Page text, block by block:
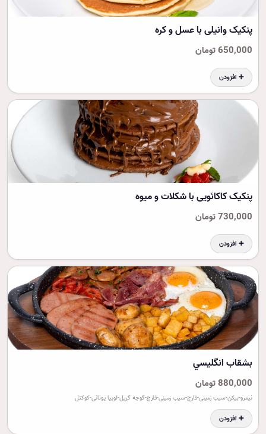
پنکیک وانیلی با عسل و کره
650,000 تومان
➕ افزودن
پنکیک کاکائویی با شکلات و میوه
730,000 تومان
➕ افزودن
بشقاب انگليسي
880,000 تومان
نیمرو-بیکن-سیب زمینی-قارچ-سیب زمینی-قارچ-گوجه گریل-لوبیا یونانی-کوکتل
➕ افزودن